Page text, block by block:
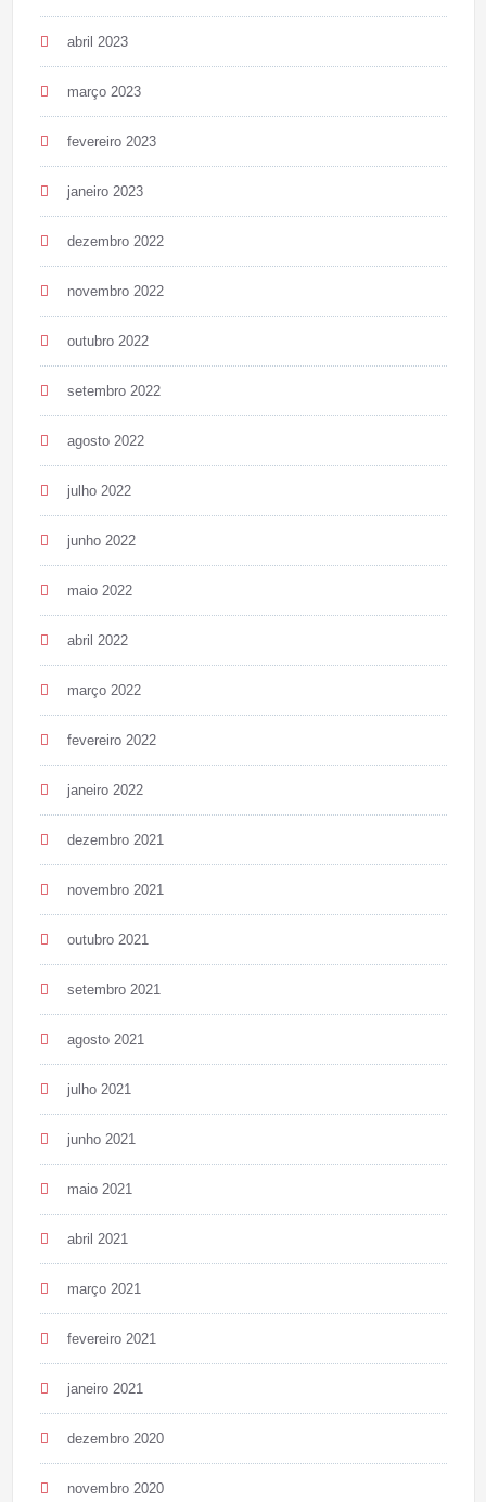
abril 2023
março 2023
fevereiro 2023
janeiro 2023
dezembro 2022
novembro 2022
outubro 2022
setembro 2022
agosto 2022
julho 2022
junho 2022
maio 2022
abril 2022
março 2022
fevereiro 2022
janeiro 2022
dezembro 2021
novembro 2021
outubro 2021
setembro 2021
agosto 2021
julho 2021
junho 2021
maio 2021
abril 2021
março 2021
fevereiro 2021
janeiro 2021
dezembro 2020
novembro 2020